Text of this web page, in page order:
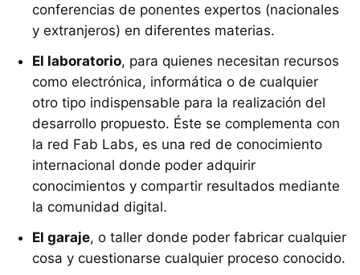
conferencias de ponentes expertos (nacionales
y extranjeros) en diferentes materias.
El laboratorio, para quienes necesitan recursos
como electrónica, informática o de cualquier
otro tipo indispensable para la realización del
desarrollo propuesto. Éste se complementa con
la red Fab Labs, es una red de conocimiento
internacional donde poder adquirir
conocimientos y compartir resultados mediante
la comunidad digital.
El garaje, o taller donde poder fabricar cualquier
cosa y cuestionarse cualquier proceso conocido.